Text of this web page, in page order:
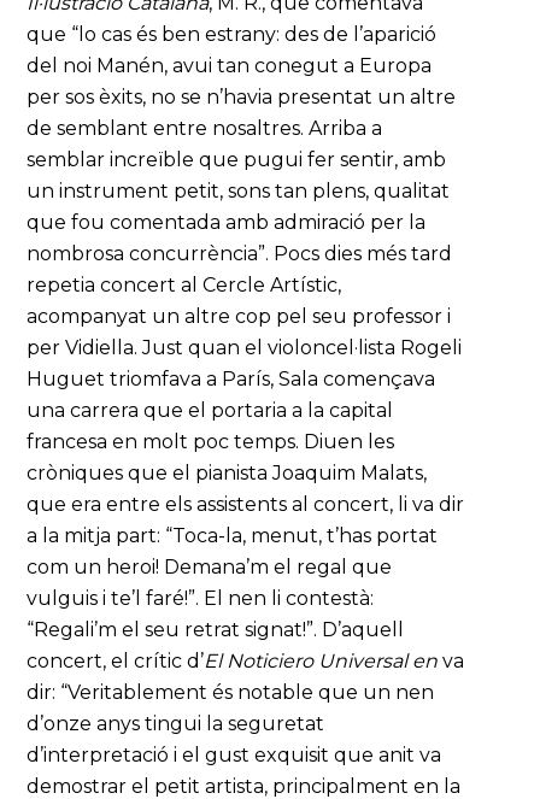
que “lo cas és ben estrany: des de l’aparició
del noi Manén, avui tan conegut a Europa
per sos èxits, no se n’havia presentat un altre
de semblant entre nosaltres. Arriba a
semblar increïble que pugui fer sentir, amb
un instrument petit, sons tan plens, qualitat
que fou comentada amb admiració per la
nombrosa concurrència”. Pocs dies més tard
repetia concert al Cercle Artístic,
acompanyat un altre cop pel seu professor i
per Vidiella. Just quan el violoncel·lista Rogeli
Huguet triomfava a París, Sala començava
una carrera que el portaria a la capital
francesa en molt poc temps. Diuen les
cròniques que el pianista Joaquim Malats,
que era entre els assistents al concert, li va dir
a la mitja part: “Toca-la, menut, t’has portat
com un heroi! Demana’m el regal que
vulguis i te’l faré!”. El nen li contestà:
“Regali’m el seu retrat signat!”. D’aquell
concert, el crític d’El Noticiero Universal enva
dir: “Veritablement és notable que un nen
d’onze anys tingui la seguretat
d’interpretació i el gust exquisit que anit va
demostrar el petit artista, principalment en la